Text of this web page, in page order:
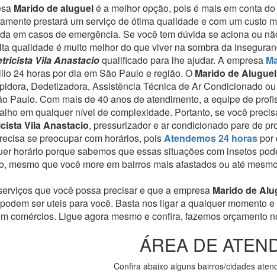
Marido de aluguelé a melhor opção, pois é mais em conta
prestará um serviço de ótima qualidade e com um
em casos de emergência. Se você tem dúvida se aciona ou
qualidade é muito melhor do que viver na sombra da
Vila Anastacioqualificado para lhe ajudar. A empresa
24 horas por dia em São Paulo e região. O Marido de Aluguel
Dedetizadora, Assistência Técnica de Ar Condicionado ou
Paulo. Com mais de 40 anos de atendimento, a equipe de
em qualquer nível de complexidade. Portanto, se você
Vila Anastacio, pressurizador e ar condicionado pare de
se preocupar com horários, poisAtendemos 24 horaspor
horário porque sabemos que essas situações com insetos
mesmo que você more em bairros mais afastados ou até
que você possa precisar e que a empresa Marido de
ser uteis para você. Basta nos ligar a qualquer
comércios. Ligue agora mesmo e confira, fazemos orçamento
ÁREA DE
Confira abaixo alguns bairros/cidades